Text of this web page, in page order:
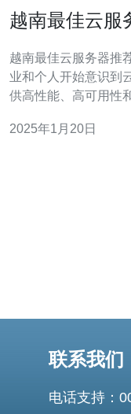
越南最佳云服
越南最佳云服务器推荐 随着互联网的发展，越来越多
业和个人开始意识到
供高性能、高可用性
云服务器推荐。 xxx 云服务器是越南领先的云计算服务提
2025年1月20日
联系我们
电话支持：